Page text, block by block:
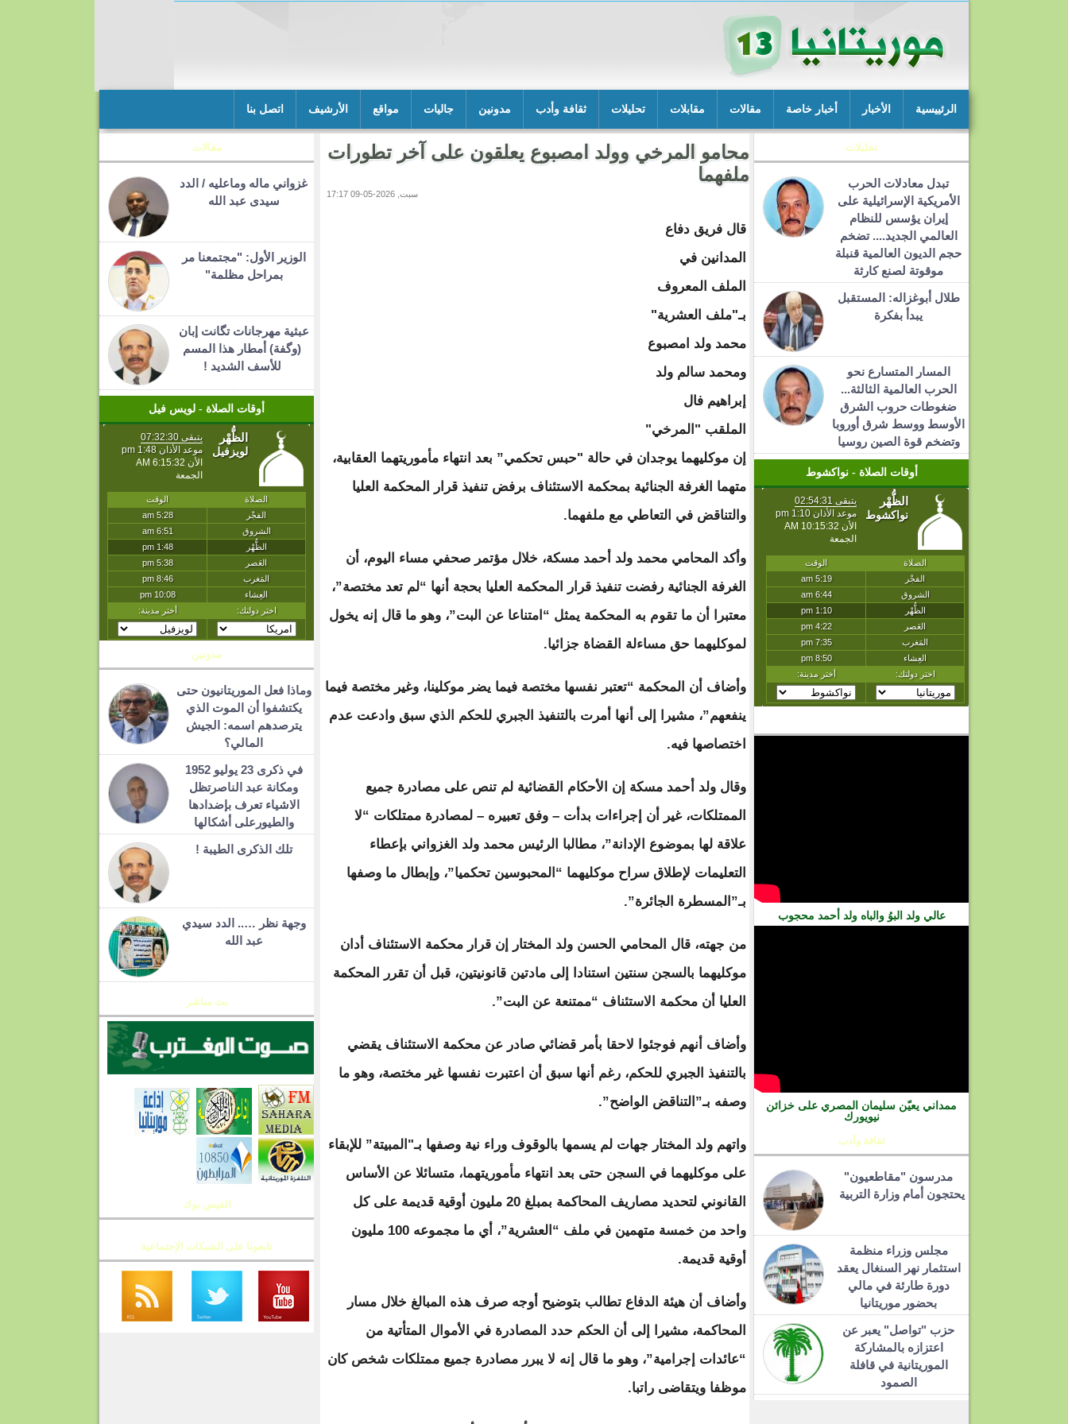
الرئييسية الأخبار أخبار خاصة مقالات مقابلات تحليلات ثقافة وأدب مدونين جاليات مواقع الأرشيف اتصل بنا
تحليلات
تبدل معادلات الحرب
الأمريكية الإسرائيلية على
إيران يؤسس للنظام
العالمي الجديد.... تضخم
حجم الديون العالمية قنبلة
موقوتة لصنع كارثة
طلال أبوغزاله: المستقبل
يبدأ بفكرة
المسار المتسارع نحو
الحرب العالمية الثالثة...
ضغوطات حروب الشرق
الأوسط ووسط شرق أوروبا
وتضخم قوة الصين روسيا
أوقات الصلاة - نواكشوط
عالي ولد البوُ والباه ولد أحمد محجوب
ممداني يعيّن سليمان المصري على خزائن
نيويورك
ثقافة وأدب
مدرسون "مقاطعيون"
يحتجون أمام وزارة التربية
مجلس وزراء منظمة
استثمار نهر السنغال يعقد
دورة طارئة في مالي
بحضور موريتانيا
حزب "تواصل" يعبر عن
اعتزازه بالمشاركة
الموريتانية في قافلة
الصمود
محامو المرخي وولد امصبوع يعلقون على آخر تطورات
ملفهما
سبت, 2026-05-09 17:17
قال فريق دفاع
المدانين في
الملف المعروف
بـ"ملف العشرية"
محمد ولد امصبوع
ومحمد سالم ولد
إبراهيم فال
الملقب "المرخي"
إن موكليهما يوجدان في حالة "حبس تحكمي” بعد انتهاء مأموريتهما العقابية،
متهما الغرفة الجنائية بمحكمة الاستئناف برفض تنفيذ قرار المحكمة العليا
والتناقض في التعاطي مع ملفهما.
وأكد المحامي محمد ولد أحمد مسكة، خلال مؤتمر صحفي مساء اليوم، أن
الغرفة الجنائية رفضت تنفيذ قرار المحكمة العليا بحجة أنها “لم تعد مختصة”،
معتبرا أن ما تقوم به المحكمة يمثل “امتناعا عن البت”، وهو ما قال إنه يخول
لموكليهما حق مساءلة القضاة جزائيا.
وأضاف أن المحكمة “تعتبر نفسها مختصة فيما يضر موكلينا، وغير مختصة فيما
ينفعهم”، مشيرا إلى أنها أمرت بالتنفيذ الجبري للحكم الذي سبق وادعت عدم
اختصاصها فيه.
وقال ولد أحمد مسكة إن الأحكام القضائية لم تنص على مصادرة جميع
الممتلكات، غير أن إجراءات بدأت – وفق تعبيره – لمصادرة ممتلكات “لا
علاقة لها بموضوع الإدانة”، مطالبا الرئيس محمد ولد الغزواني بإعطاء
التعليمات لإطلاق سراح موكليهما “المحبوسين تحكميا”، وإبطال ما وصفها
بـ”المسطرة الجائرة”.
من جهته، قال المحامي الحسن ولد المختار إن قرار محكمة الاستئناف أدان
موكليهما بالسجن سنتين استنادا إلى مادتين قانونيتين، قبل أن تقرر المحكمة
العليا أن محكمة الاستئناف “ممتنعة عن البت”.
وأضاف أنهم فوجئوا لاحقا بأمر قضائي صادر عن محكمة الاستئناف يقضي
بالتنفيذ الجبري للحكم، رغم أنها سبق أن اعتبرت نفسها غير مختصة، وهو ما
وصفه بـ”التناقض الواضح”.
واتهم ولد المختار جهات لم يسمها بالوقوف وراء نية وصفها بـ"المبيتة” للإبقاء
على موكليهما في السجن حتى بعد انتهاء مأموريتهما، متسائلا عن الأساس
القانوني لتحديد مصاريف المحاكمة بمبلغ 20 مليون أوقية قديمة على كل
واحد من خمسة متهمين في ملف “العشرية”، أي ما مجموعه 100 مليون
أوقية قديمة.
وأضاف أن هيئة الدفاع تطالب بتوضيح أوجه صرف هذه المبالغ خلال مسار
المحاكمة، مشيرا إلى أن الحكم حدد المصادرة في الأموال المتأتية من
“عائدات إجرامية”، وهو ما قال إنه لا يبرر مصادرة جميع ممتلكات شخص كان
موظفا ويتقاضى راتبا.
مقالات
غزواني ماله وماعليه / الدد
سيدى عبد الله
الوزير الأول: "مجتمعنا مر
بمراحل مظلمة"
عبثية مهرجانات تگانت إبان
(وگفة) أمطار هذا المسم
للأسف الشديد !
أوقات الصلاة - لويس فيل
مدونين
وماذا فعل الموريتانيون حتى
يكتشفوا أن الموت الذي
يترصدهم اسمه: الجيش
المالي؟
في ذكرى 23 يوليو 1952
ومكانة عبد الناصرتظل
الاشياء تعرف بإضدادها
والطيورعلى أشكالها
تلك الذكرى الطيبة !
وجهة نظر ….. الدد سيدي
عبد الله
بث مباشر
الفيس بوك
تابعونا على الشبكات الإجتماعية